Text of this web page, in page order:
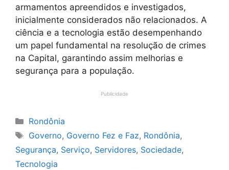
armamentos apreendidos e investigados,
inicialmente considerados não relacionados. A
ciência e a tecnologia estão desempenhando
um papel fundamental na resolução de crimes
na Capital, garantindo assim melhorias e
segurança para a população.
Publicidade
Categorias
Rondônia
Tags
Governo, Governo Fez e Faz, Rondônia,
Segurança, Serviço, Servidores, Sociedade,
Tecnologia